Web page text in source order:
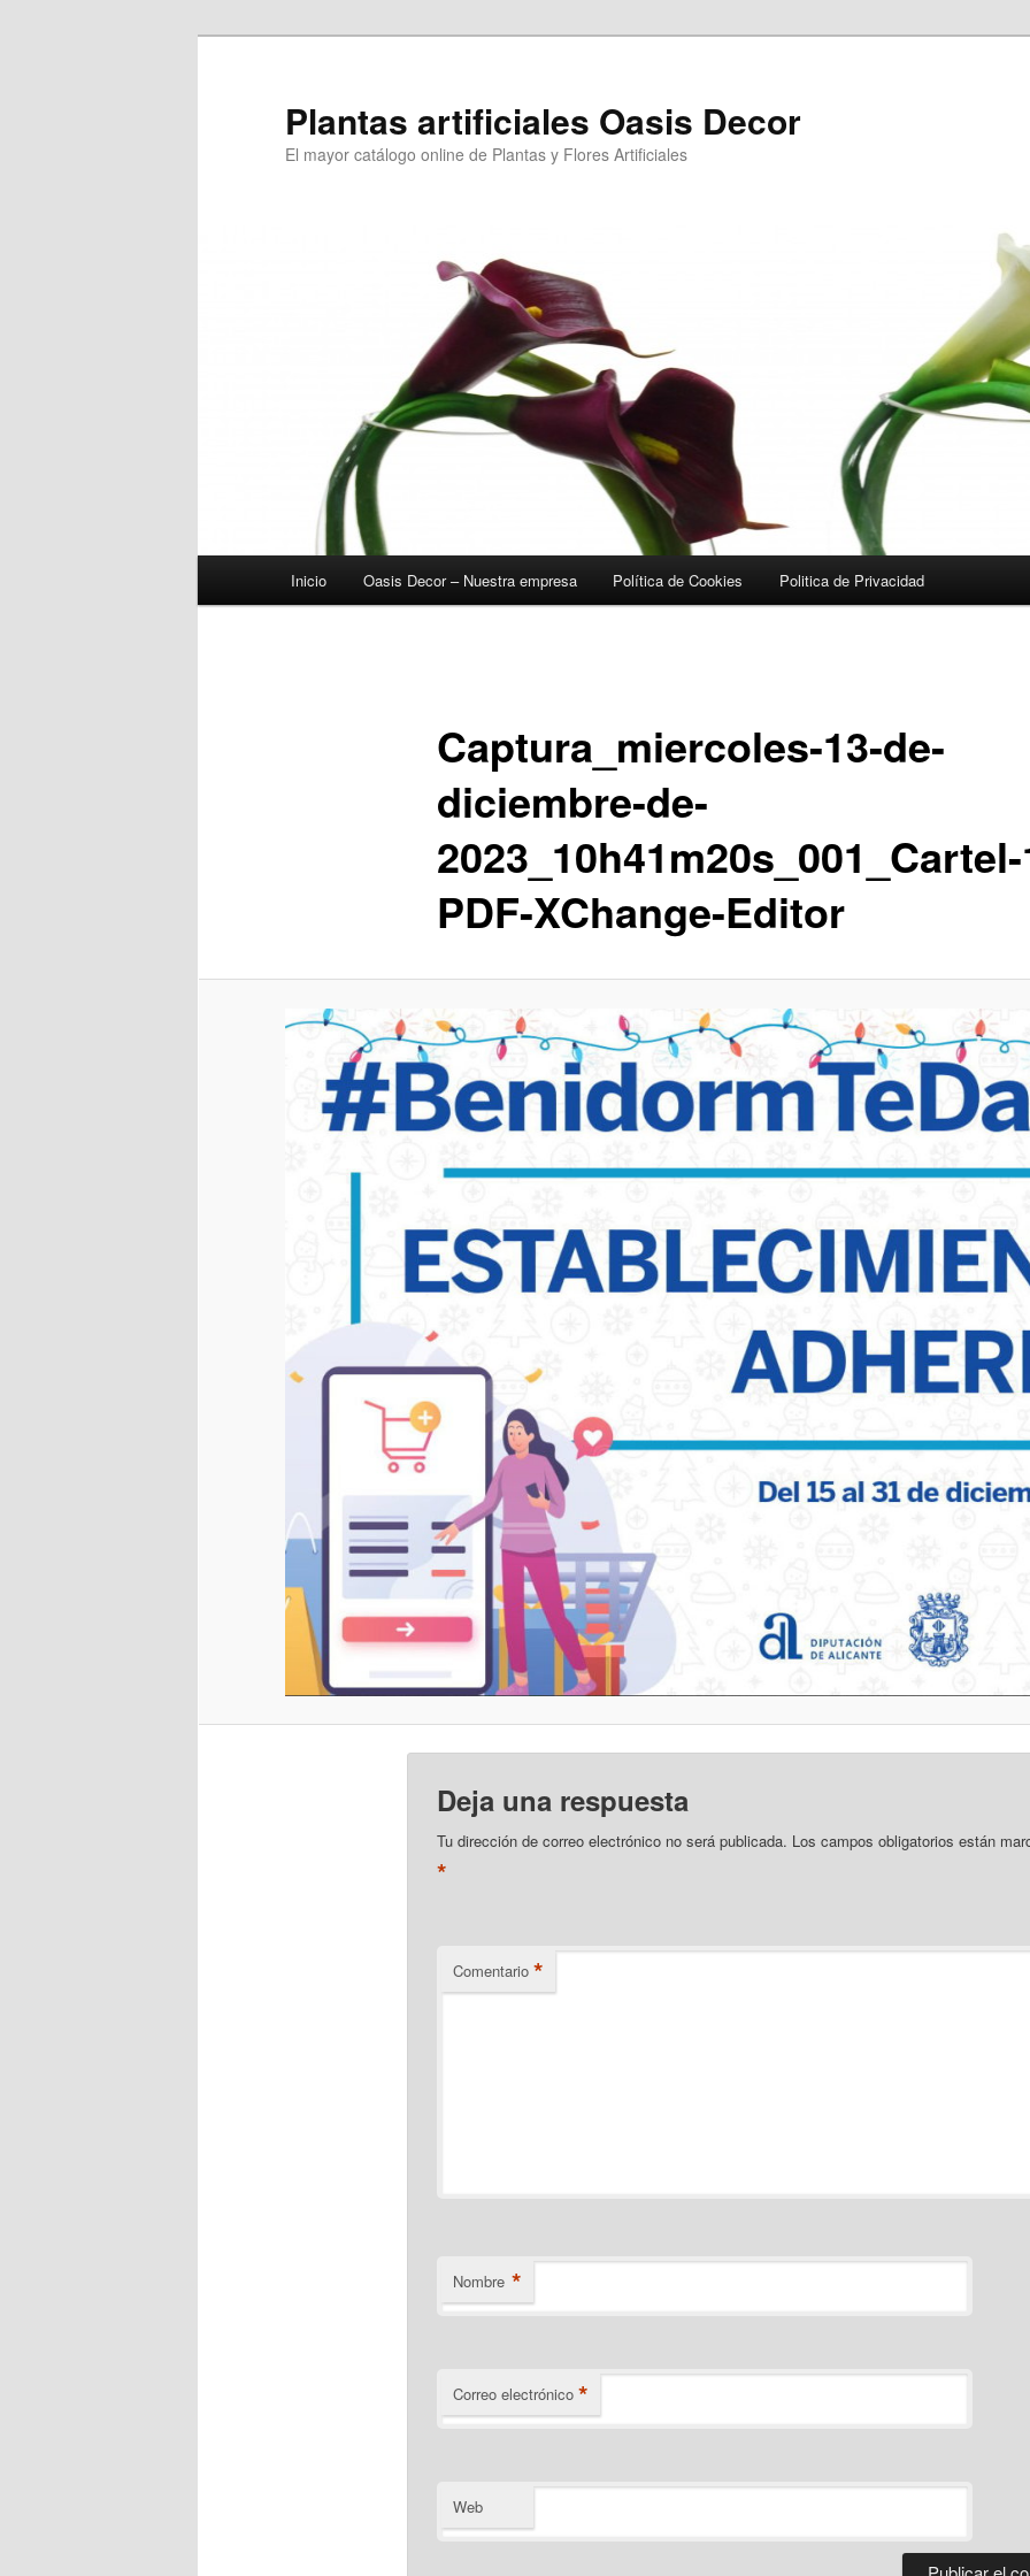
Plantas artificiales Oasis Decor
El mayor catálogo online de Plantas y Flores Artificiales
Inicio Oasis Decor – Nuestra empresa Política de Cookies Politica de Privacidad
Captura_miercoles-13-de-
diciembre-de-
PDF-XChange-Editor
Deja una respuesta
Tu dirección de correo electrónico no será publicada. Los campos obligatorios están
*
Comentario *
Nombre *
Correo electrónico *
Web